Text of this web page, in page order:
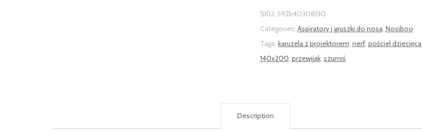
SKU: 592b40308130
Categories: Aspiratory i gruszki do nosa, Nosiboo
Tags: karuzela z projektorem, nerf, pościel dziecięca
140x200, przewijak, szumiś
Description